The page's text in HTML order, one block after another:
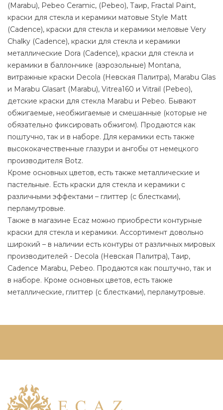
(Marabu), Pebeo Ceramic, (Pebeo), Таир, Fractal Paint,
краски для стекла и керамики матовые Style Matt
(Cadence), краски для стекла и керамики меловые Very
Chalky (Cadence), краски для стекла и керамики
металлические Dora (Cadence), краски для стекла и
керамики в баллончике (аэрозольные) Montana,
витражные краски Decola (Невская Палитра), Marabu Glas
и Marabu Glasart (Marabu), Vitrea160 и Vitrail (Pebeo),
детские краски для стекла Marabu и Pebeo. Бывают
обжигаемые, необжигаемые и смешанные (которые не
обязательно фиксировать обжигом). Продаются как
поштучно, так и в наборе. Для керамики есть также
высококачественные глазури и ангобы от немецкого
производителя Botz.
Кроме основных цветов, есть также металлические и
пастельные. Есть краски для стекла и керамики с
различными эффектами – глиттер (с блестками),
перламутровые.
Также в магазине Ecaz можно приобрести контурные
краски для стекла и керамики. Ассортимент довольно
широкий – в наличии есть контуры от различных мировых
производителей - Decola (Невская Палитра), Таир,
Cadence Marabu, Pebeo. Продаются как поштучно, так и
в наборе. Кроме основных цветов, есть также
металлические, глиттер (с блестками), перламутровые.